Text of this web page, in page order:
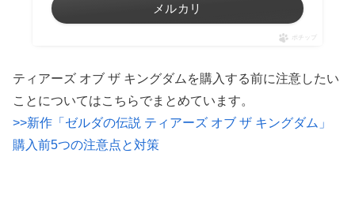
メルカリ
ポチップ
ティアーズ オブ ザ キングダムを購入する前に注意したい
ことについてはこちらでまとめています。
>>新作「ゼルダの伝説 ティアーズ オブ ザ キングダム」
購入前5つの注意点と対策